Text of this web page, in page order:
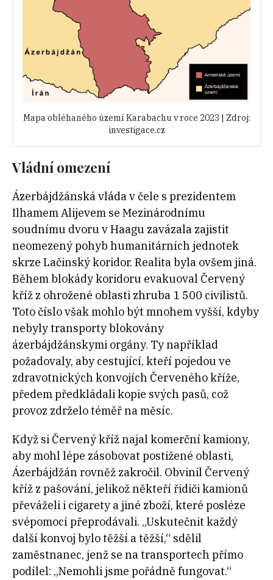
Mapa obléhaného území Karabachu v roce 2023 | Zdroj:
investigace.cz
Vládní omezení
Ázerbájdžánská vláda v čele s prezidentem
Ilhamem Alijevem se Mezinárodnímu
soudnímu dvoru v Haagu zavázala zajistit
neomezený pohyb humanitárních jednotek
skrze Lačinský koridor. Realita byla ovšem jiná.
Během blokády koridoru evakuoval Červený
kříž z ohrožené oblasti zhruba 1 500 civilistů.
Toto číslo však mohlo být mnohem vyšší, kdyby
nebyly transporty blokovány
ázerbájdžánskymi orgány. Ty například
požadovaly, aby cestující, kteří pojedou ve
zdravotnických konvojích Červeného kříže,
předem předkládali kopie svých pasů, což
provoz zdrželo téměř na měsíc.
Když si Červený kříž najal komerční kamiony,
aby mohl lépe zásobovat postižené oblasti,
Ázerbájdžán rovněž zakročil. Obvinil Červený
kříž z pašování, jelikož někteří řidiči kamionů
převáželi i cigarety a jiné zboží, které posléze
svépomocí přeprodávali. „Uskutečnit každý
další konvoj bylo těžší a těžší,“ sdělil
zaměstnanec, jenž se na transportech přímo
podílel: „Nemohli jsme pořádně fungovat.“